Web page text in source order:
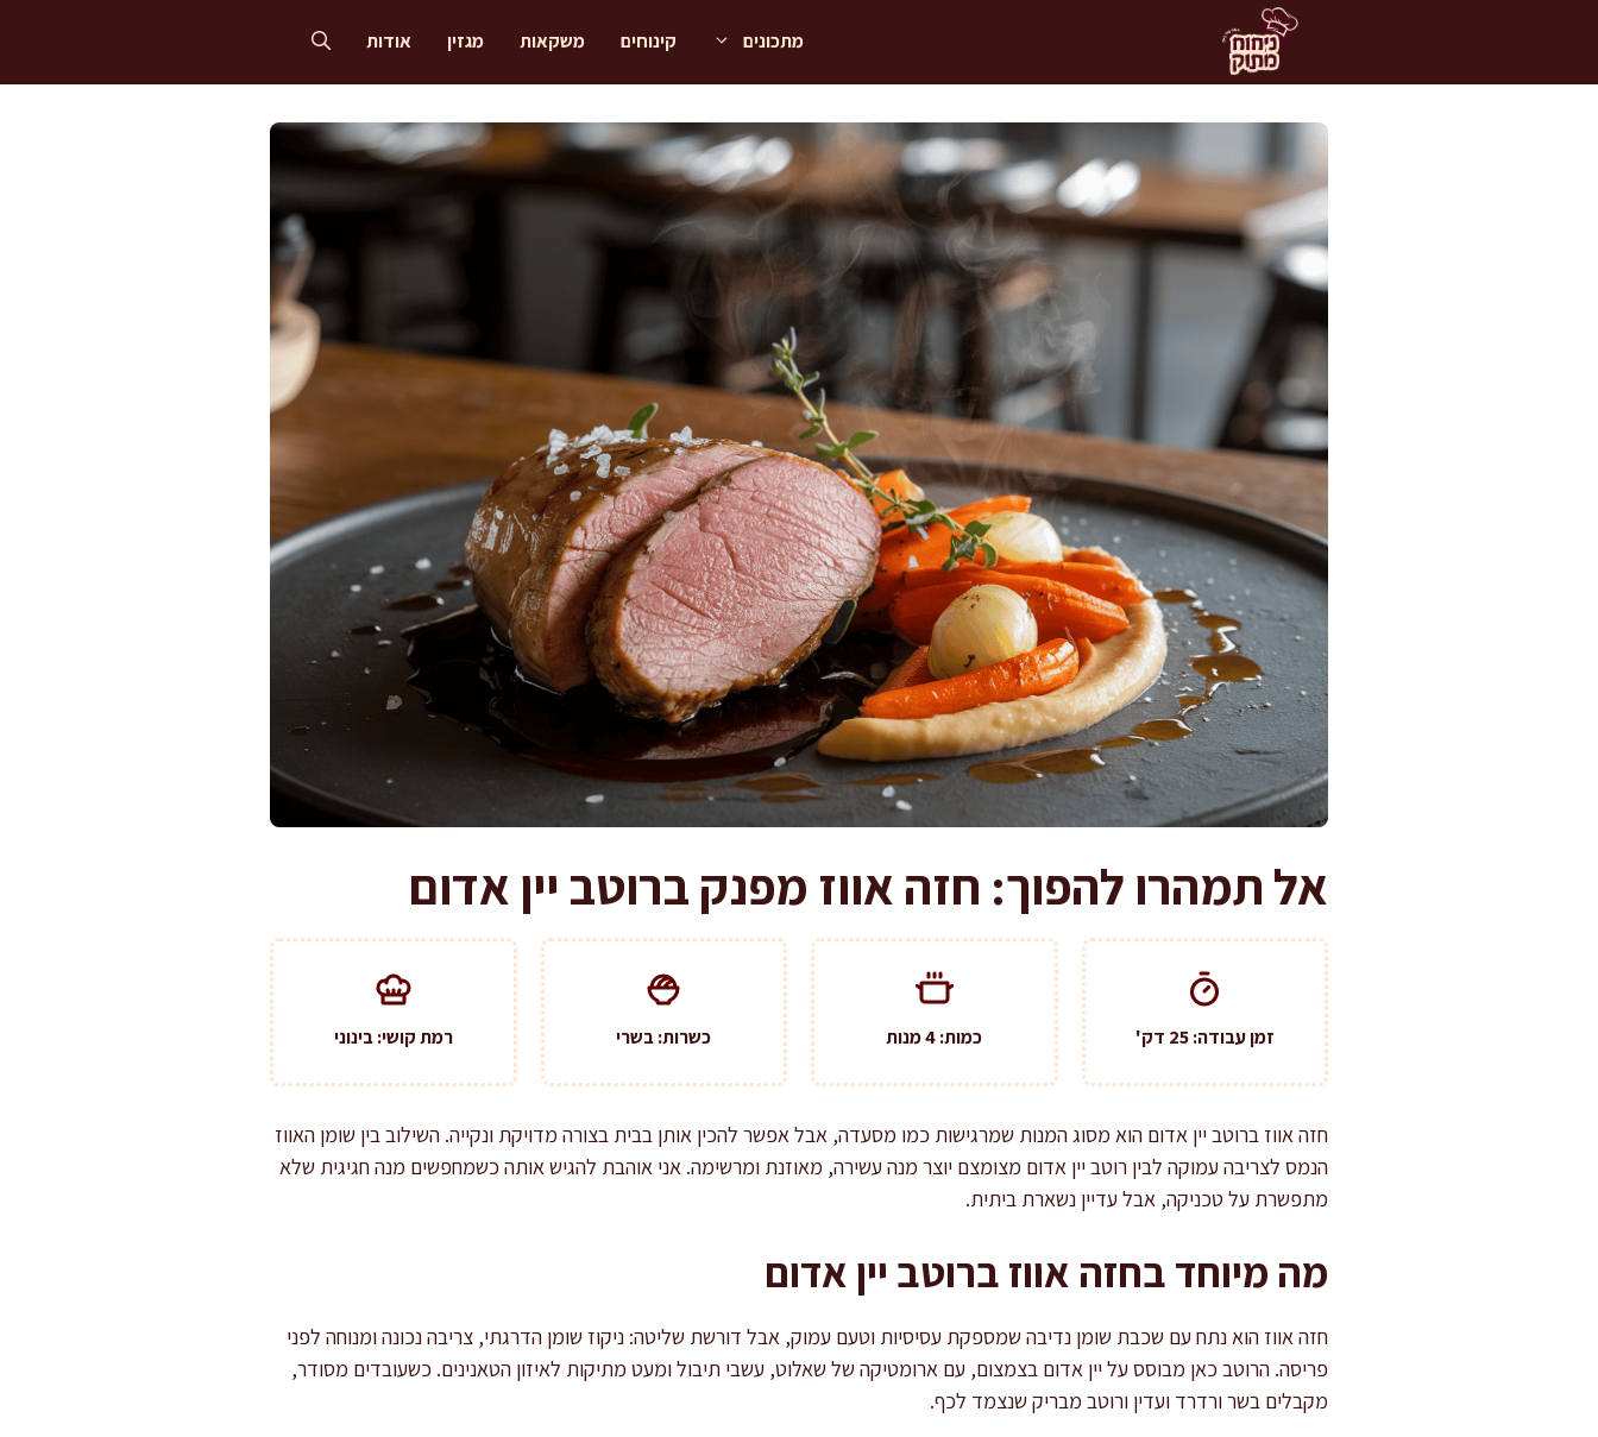
מתכונים קינוחים משקאות מגזין אודות
אל תמהרו להפוך: חזה אווז מפנק ברוטב יין אדום
זמן עבודה: 25 דק' כמות: 4 מנות כשרות: בשרי רמת קושי: בינוני
חזה אווז ברוטב יין אדום הוא מסוג המנות שמרגישות כמו מסעדה, אבל אפשר להכין אותן בבית בצורה מדויקת ונקייה. השילוב בין שומן האווז
הנמס לצריבה עמוקה לבין רוטב יין אדום מצומצם יוצר מנה עשירה, מאוזנת ומרשימה. אני אוהבת להגיש אותה כשמחפשים מנה חגיגית שלא
מתפשרת על טכניקה, אבל עדיין נשארת ביתית.
מה מיוחד בחזה אווז ברוטב יין אדום
חזה אווז הוא נתח עם שכבת שומן נדיבה שמספקת עסיסיות וטעם עמוק, אבל דורשת שליטה: ניקוז שומן הדרגתי, צריבה נכונה ומנוחה לפני
פריסה. הרוטב כאן מבוסס על יין אדום בצמצום, עם ארומטיקה של שאלוט, עשבי תיבול ומעט מתיקות לאיזון הטאנינים. כשעובדים מסודר,
מקבלים בשר ורדרד ועדין ורוטב מבריק שנצמד לכף.